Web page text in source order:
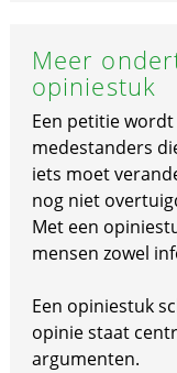
Meer
opiniestuk
Een petitie
medestanders
iets moet
nog niet
Met een
mensen zowel
Een opiniestuk
opinie staat
argumenten.